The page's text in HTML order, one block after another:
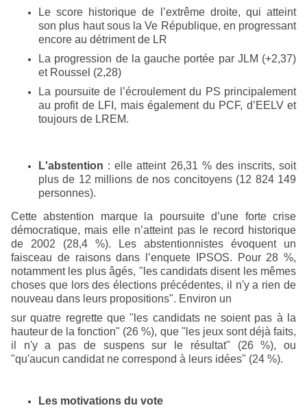
Le score historique de l’extrême droite, qui atteint
son plus haut sous la Ve République, en progressant
encore au détriment de LR
La progression de la gauche portée par JLM (+2,37)
et Roussel (2,28)
La poursuite de l’écroulement du PS principalement
au profit de LFI, mais également du PCF, d’EELV et
toujours de LREM.
L'abstention : elle atteint 26,31 % des inscrits, soit
plus de 12 millions de nos concitoyens (12 824 149
personnes).
Cette abstention marque la poursuite d’une forte crise
démocratique, mais elle n’atteint pas le record historique
de 2002 (28,4 %). Les abstentionnistes évoquent un
faisceau de raisons dans l’enquete IPSOS. Pour 28 %,
notamment les plus âgés, "les candidats disent les mêmes
choses que lors des élections précédentes, il n'y a rien de
nouveau dans leurs propositions". Environ un
sur quatre regrette que "les candidats ne soient pas à la
hauteur de la fonction" (26 %), que "les jeux sont déjà faits,
il n'y a pas de suspens sur le résultat" (26 %), ou
"qu'aucun candidat ne correspond à leurs idées" (24 %).
Les motivations du vote